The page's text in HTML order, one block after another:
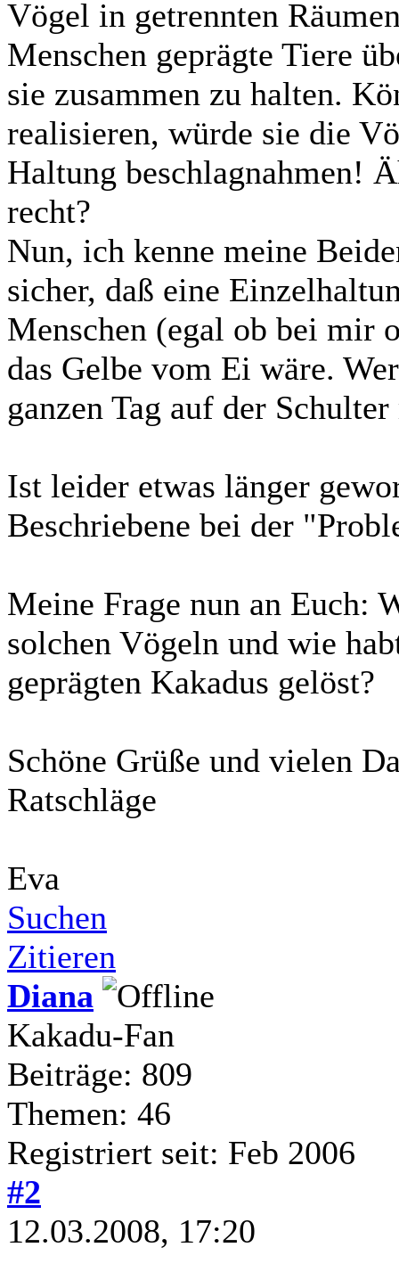
Vögel in getrennten
Menschen geprägte Tiere
sie zusammen zu halten.
realisieren, würde sie die
Haltung beschlagnahmen!
recht?
Nun, ich kenne meine
sicher, daß eine
Menschen (egal ob bei mir
das Gelbe vom Ei wäre.
ganzen Tag auf der
Ist leider etwas länger
Beschriebene bei der
Meine Frage nun an Euch:
solchen Vögeln und wie
geprägten Kakadus gelöst?
Schöne Grüße und vielen
Ratschläge
Eva
Suchen
Zitieren
Diana
Kakadu-Fan
Beiträge: 809
Themen: 46
Registriert seit: Feb 2006
#2
12.03.2008, 17:20